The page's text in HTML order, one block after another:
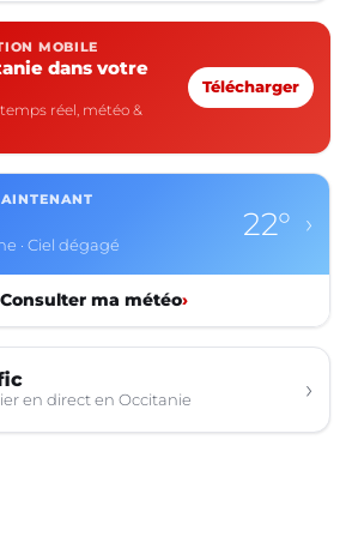
MOBILE
dans votre
réel, météo &
Télécharger
· Ciel dégagé
22° ›
Consulter ma météo›
en direct en Occitanie ›